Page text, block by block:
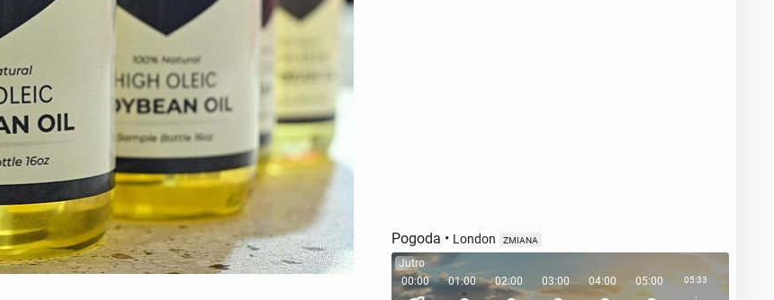
Pogoda • London ZMIANA
Jutro
00:00
01:00 02:00 03:00 04:00 05:00 05:33 06:00